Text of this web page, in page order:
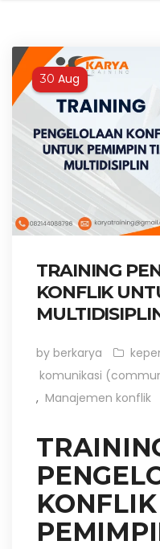
30 Aug
TRAINING
KONFLIK
by berkarya
komunikasi
, Manajemen konflik